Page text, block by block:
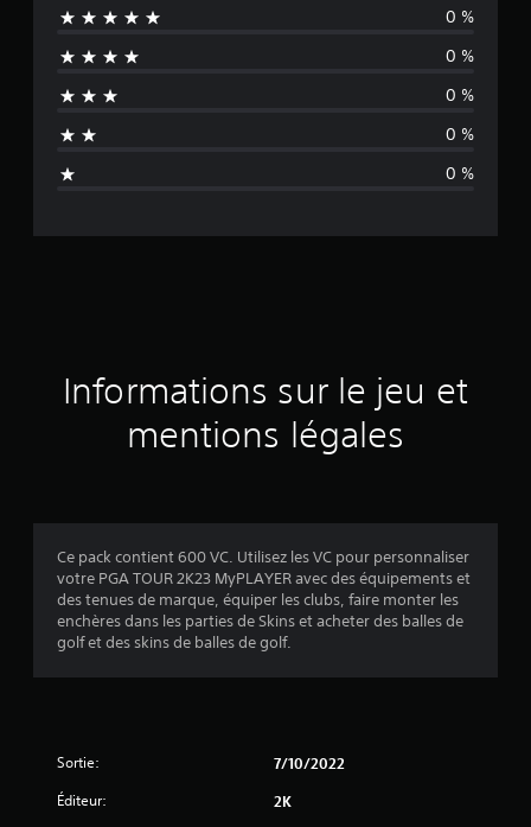
c
u
n
a
i
0 %
0 %
0 %
0 %
0 %
Informations sur le jeu et
mentions légales
Ce pack contient 600 VC. Utilisez les VC pour personnaliser
votre PGA TOUR 2K23 MyPLAYER avec des équipements et
des tenues de marque, équiper les clubs, faire monter les
enchères dans les parties de Skins et acheter des balles de
golf et des skins de balles de golf.
Sortie: 7/10/2022
Éditeur: 2K